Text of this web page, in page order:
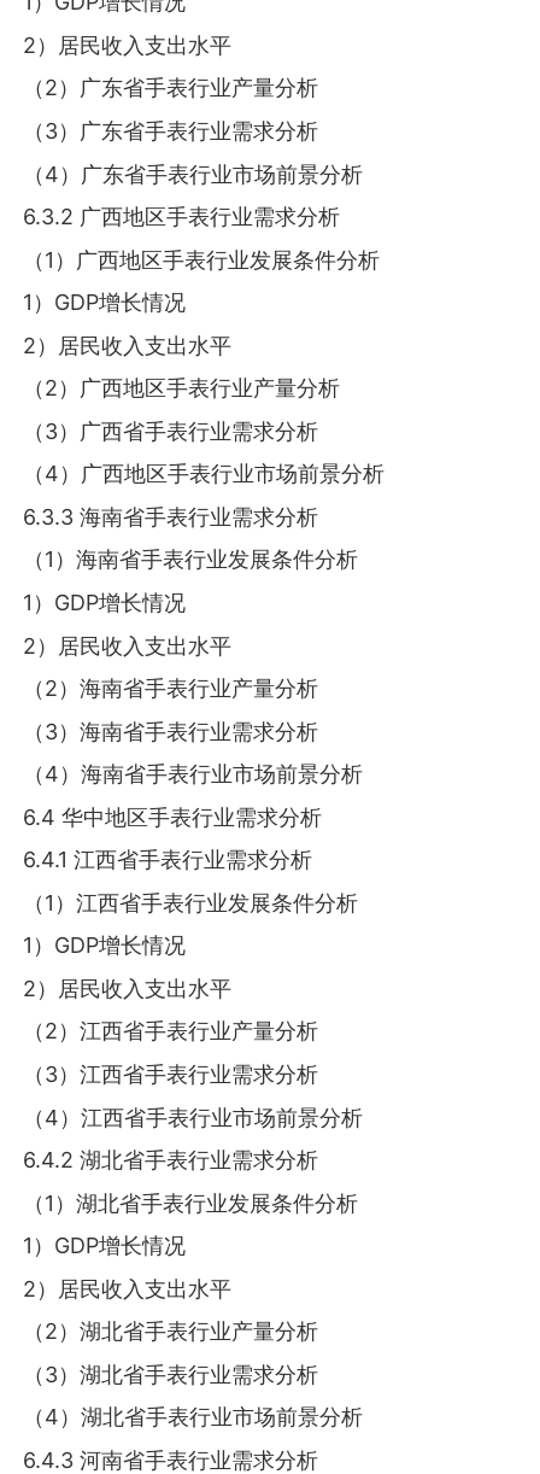
2）居民收入支出水平
（2）广东省手表行业产量分析
（3）广东省手表行业需求分析
（4）广东省手表行业市场前景分析
6.3.2 广西地区手表行业需求分析
（1）广西地区手表行业发展条件分析
1）GDP增长情况
2）居民收入支出水平
（2）广西地区手表行业产量分析
（3）广西省手表行业需求分析
（4）广西地区手表行业市场前景分析
6.3.3 海南省手表行业需求分析
（1）海南省手表行业发展条件分析
1）GDP增长情况
2）居民收入支出水平
（2）海南省手表行业产量分析
（3）海南省手表行业需求分析
（4）海南省手表行业市场前景分析
6.4 华中地区手表行业需求分析
6.4.1 江西省手表行业需求分析
（1）江西省手表行业发展条件分析
1）GDP增长情况
2）居民收入支出水平
（2）江西省手表行业产量分析
（3）江西省手表行业需求分析
（4）江西省手表行业市场前景分析
6.4.2 湖北省手表行业需求分析
（1）湖北省手表行业发展条件分析
1）GDP增长情况
2）居民收入支出水平
（2）湖北省手表行业产量分析
（3）湖北省手表行业需求分析
（4）湖北省手表行业市场前景分析
6.4.3 河南省手表行业需求分析